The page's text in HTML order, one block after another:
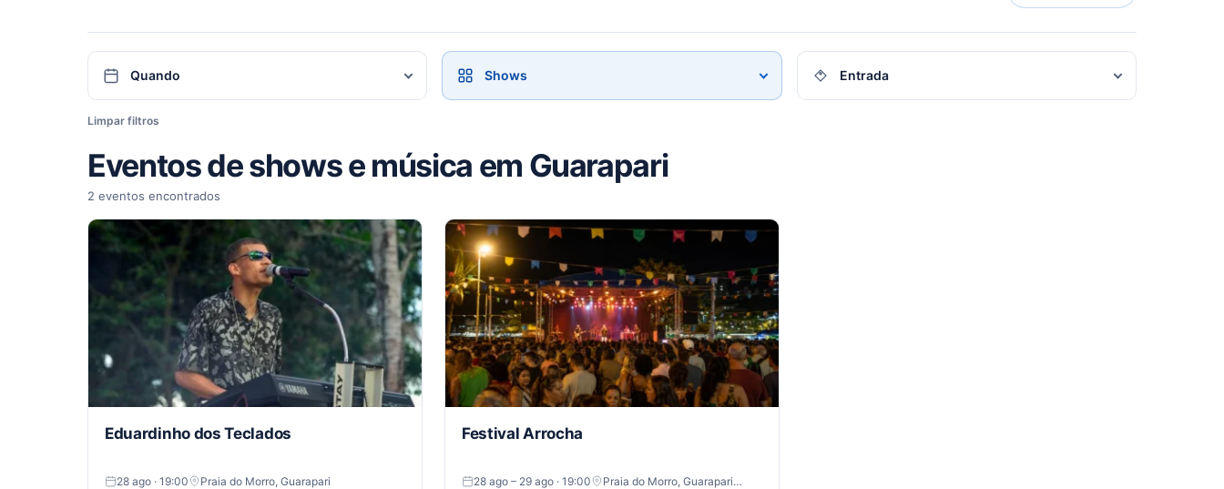
Quando
Quando
Categorias
Shows
Entrada
Entrada
Limpar filtros
Eventos de shows e música em Guarapari
2 eventos encontrados
Eduardinho dos Teclados
28 ago · 19:00 Praia do Morro, Guarapari
Festival Arrocha
28 ago – 29 ago · 19:00 Praia do Morro, Guarapari…